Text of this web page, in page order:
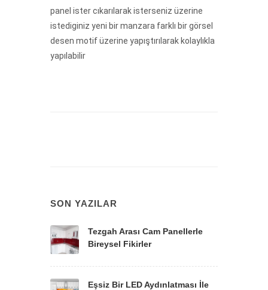
panel ister cıkarılarak isterseniz üzerine
istediginiz yeni bir manzara farklı bir görsel
desen motif üzerine yapıştırılarak kolaylıkla
yapılabilir
SON YAZILAR
Tezgah Arası Cam Panellerle
Bireysel Fikirler
Eşsiz Bir LED Aydınlatması İle